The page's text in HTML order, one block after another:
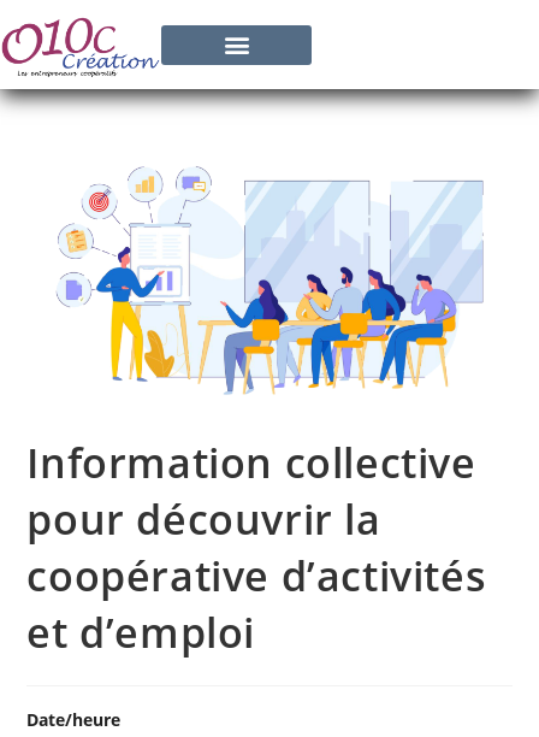
Information collective
pour découvrir la
coopérative d’activités
et d’emploi
Date/heure